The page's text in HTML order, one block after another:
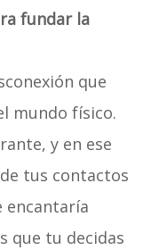
fundar la
que
mundo físico.
y en ese
tus contactos
encantaría
que tu decidas